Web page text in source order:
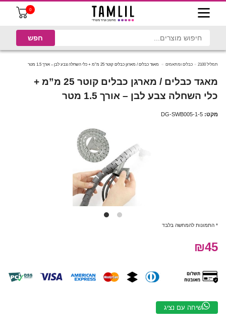
0
תמליל 2100 כבלים ומתאמים מאגד כבלים / מארגן כבלים קוטר 25 מ”מ + כלי השחלה צבע לבן – אורך 1.5 מטר
מאגד כבלים / מארגן כבלים קוטר 25 מ”מ +
כלי השחלה צבע לבן – אורך 1.5 מטר
מקט: DG-SWB005-1-5
* התמונות להמחשה בלבד
₪45
שיחה עם נציג